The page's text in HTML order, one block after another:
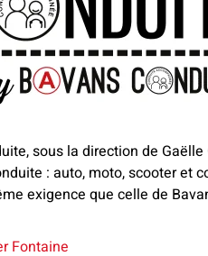
sous la direction de
: auto, moto, scooter et
exigence que celle de
Fontaine